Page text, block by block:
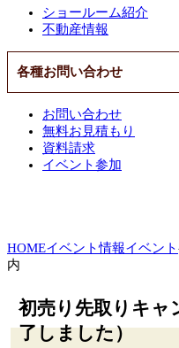
ショールーム紹介
不動産情報
各種お問い合わせ
お問い合わせ
無料お見積もり
資料請求
イベント参加
HOMEイベント情報イベント
内
初売り先取りキャ
了しました）